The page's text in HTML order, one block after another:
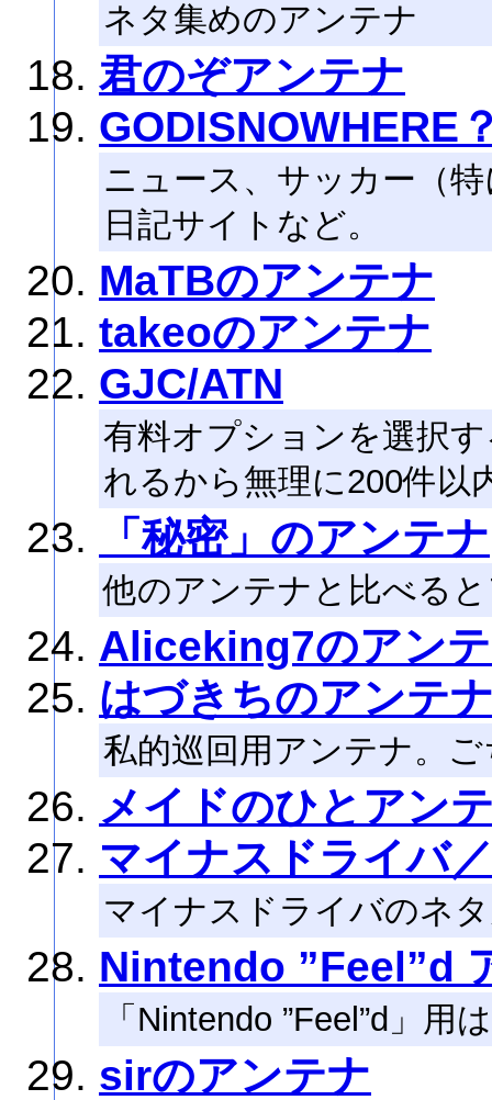
ネタ集めのアンテナ
君のぞアンテナ
GODISNOWHERE
ニュース、サッカー（
日記サイトなど。
MaTBのアンテナ
takeoのアンテナ
GJC/ATN
有料オプションを選択
れるから無理に200件以
「秘密」のアンテナ
他のアンテナと比べる
Aliceking7のアン
はづきちのアンテ
私的巡回用アンテナ。
メイドのひとアン
マイナスドライバ
マイナスドライバのネ
Nintendo ”Feel”d
「Nintendo ”Feel”d」
sirのアンテナ